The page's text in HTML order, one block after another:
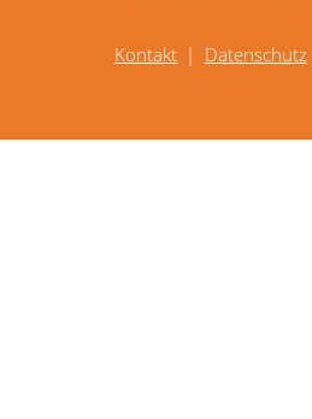
Kontakt Datenschutz